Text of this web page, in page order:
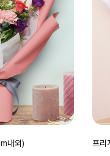
내외) 프리